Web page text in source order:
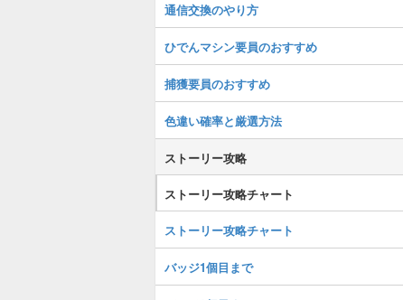
通信交換のやり方
ひでんマシン要員のおすすめ
捕獲要員のおすすめ
色違い確率と厳選方法
ストーリー攻略
ストーリー攻略チャート
ストーリー攻略チャート
バッジ1個目まで